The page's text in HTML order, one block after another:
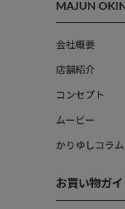
MAJUN
会社概要
店舗紹介
コンセプト
ムービー
かりゆしコラム
お買い物ガイ